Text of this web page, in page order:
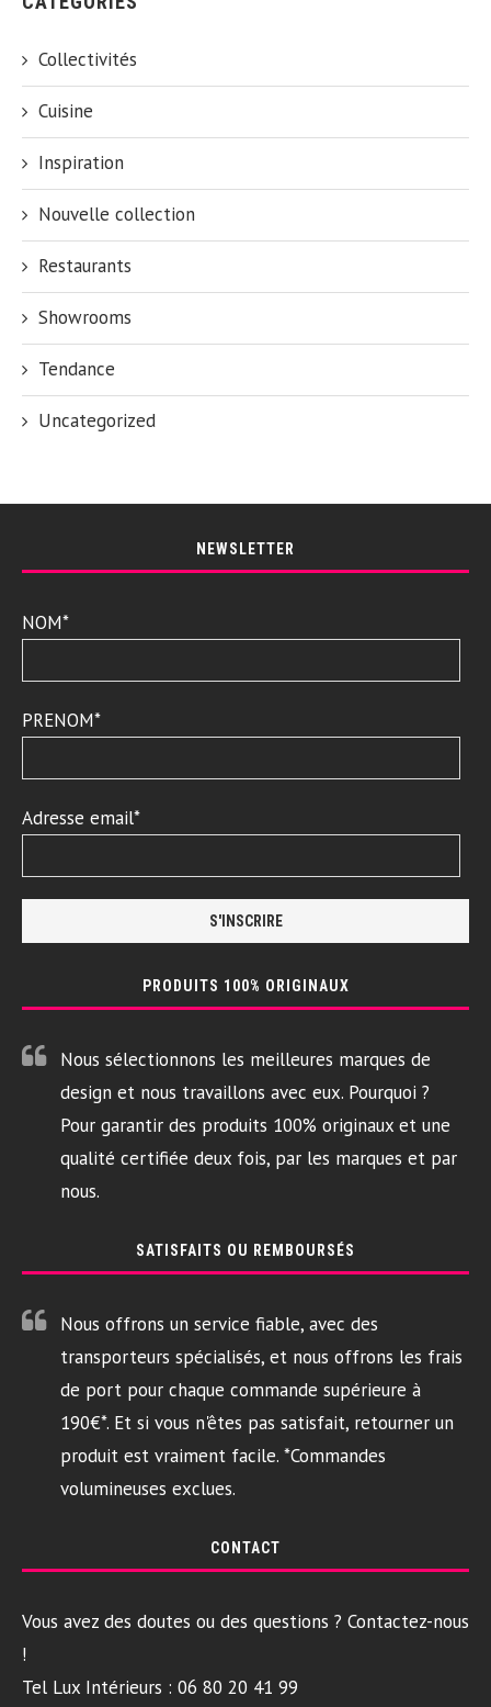
Collectivités
Cuisine
Inspiration
Nouvelle collection
Restaurants
Showrooms
Tendance
Uncategorized
NEWSLETTER
NOM*
PRENOM*
Adresse email*
PRODUITS 100% ORIGINAUX
Nous sélectionnons les meilleures marques de
design et nous travaillons avec eux. Pourquoi ?
Pour garantir des produits 100% originaux et une
qualité certifiée deux fois, par les marques et par
nous.
SATISFAITS OU REMBOURSÉS
Nous offrons un service fiable, avec des
transporteurs spécialisés, et nous offrons les frais
de port pour chaque commande supérieure à
190€*. Et si vous n'êtes pas satisfait, retourner un
produit est vraiment facile. *Commandes
volumineuses exclues.
CONTACT
Vous avez des doutes ou des questions ? Contactez-nous
!
Tel Lux Intérieurs : 06 80 20 41 99